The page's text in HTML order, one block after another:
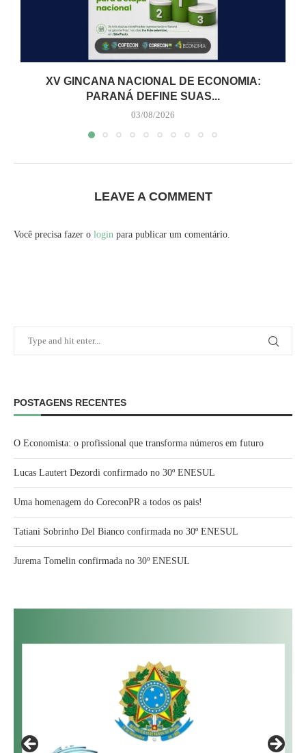
XV GINCANA NACIONAL DE ECONOMIA:
PARANÁ DEFINE SUAS...
03/08/2026
LEAVE A COMMENT
Você precisa fazer o login para publicar um comentário.
POSTAGENS RECENTES
O Economista: o profissional que transforma números em futuro
Lucas Lautert Dezordi confirmado no 30º ENESUL
Uma homenagem do CoreconPR a todos os pais!
Tatiani Sobrinho Del Bianco confirmada no 30º ENESUL
Jurema Tomelin confirmada no 30º ENESUL